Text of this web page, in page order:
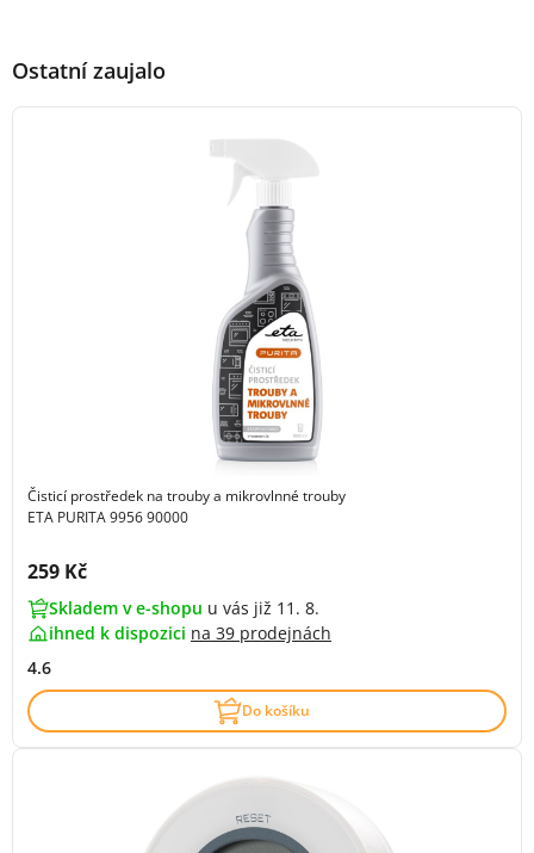
Ostatní zaujalo
Čisticí prostředek na trouby a mikrovlnné trouby
ETA PURITA 9956 90000
Cena s DPH:
259 Kč
Skladem v e-shopu u vás již 11. 8.
ihned k dispozici na 39 prodejnách
4.6
Do košíku